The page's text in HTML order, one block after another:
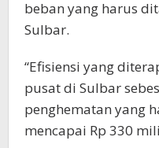
beban yang harus
Sulbar.
“Efisiensi yang
pusat di Sulbar
penghematan yang
mencapai Rp 330